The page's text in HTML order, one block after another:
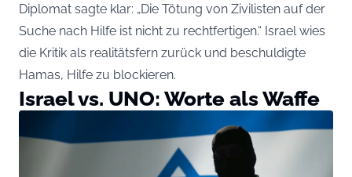
Diplomat sagte klar: „Die Tötung von Zivilisten auf der
Suche nach Hilfe ist nicht zu rechtfertigen.“ Israel wies
die Kritik als realitätsfern zurück und beschuldigte
Hamas, Hilfe zu blockieren.
Israel vs. UNO: Worte als Waffe